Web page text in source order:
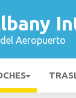
Aeropuerto